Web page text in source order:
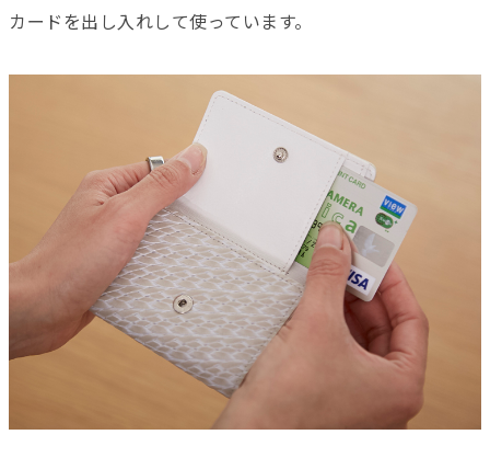
カードを出し入れして使っています。